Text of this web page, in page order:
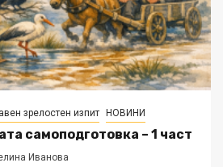
зрелостен изпит НОВИНИ
самоподготовка – 1 част
Иванова